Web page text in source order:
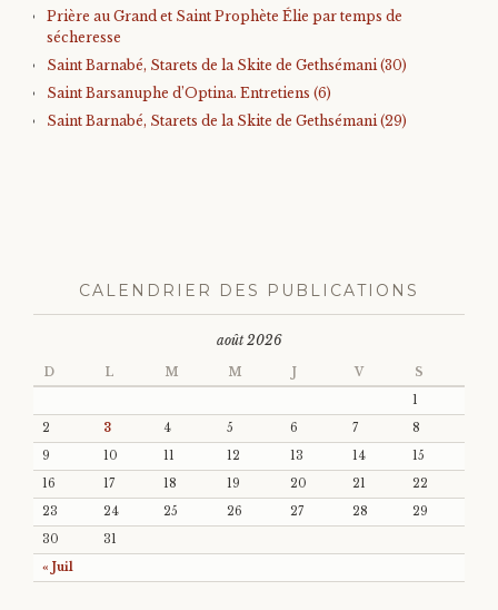
Prière au Grand et Saint Prophète Élie par temps de
sécheresse
Saint Barnabé, Starets de la Skite de Gethsémani (30)
Saint Barsanuphe d’Optina. Entretiens (6)
Saint Barnabé, Starets de la Skite de Gethsémani (29)
CALENDRIER DES PUBLICATIONS
août 2026
D L M M V S
« Juil
1
2
3 4 5 6 7
8
9
10 11 12 13 14
15
16
17 18 19 20 21
22
23
24 25 26 27 28
29
30
31